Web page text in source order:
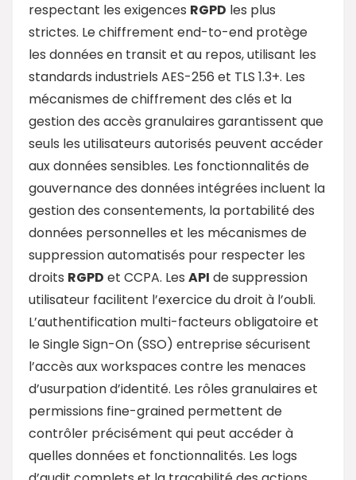
respectant les exigences RGPD les plus
strictes. Le chiffrement end-to-end protège
les données en transit et au repos, utilisant les
standards industriels AES-256 et TLS 1.3+. Les
mécanismes de chiffrement des clés et la
gestion des accès granulaires garantissent que
seuls les utilisateurs autorisés peuvent accéder
aux données sensibles. Les fonctionnalités de
gouvernance des données intégrées incluent la
gestion des consentements, la portabilité des
données personnelles et les mécanismes de
suppression automatisés pour respecter les
droits RGPD et CCPA. Les API de suppression
utilisateur facilitent l’exercice du droit à l’oubli.
L’authentification multi-facteurs obligatoire et
le Single Sign-On (SSO) entreprise sécurisent
l’accès aux workspaces contre les menaces
d’usurpation d’identité. Les rôles granulaires et
permissions fine-grained permettent de
contrôler précisément qui peut accéder à
quelles données et fonctionnalités. Les logs